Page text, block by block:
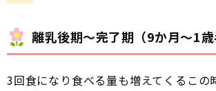
離乳後期〜完了期（9か月〜1歳
3回食になり食べる量も増えてくるこの